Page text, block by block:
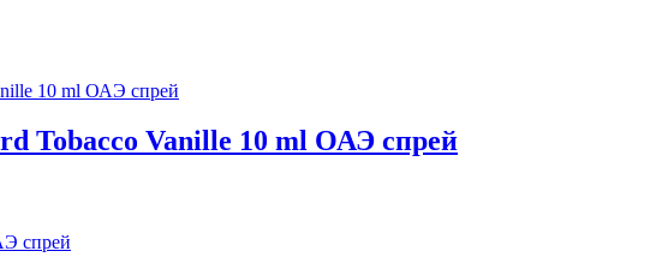
Tobacco Vanille 10 ml ОАЭ спрей